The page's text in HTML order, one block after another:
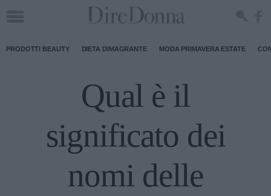
PRODOTTI BEAUTY DIETA DIMAGRANTE MODA PRIMAVERA ESTATE
Qual è il
significato dei
nomi delle